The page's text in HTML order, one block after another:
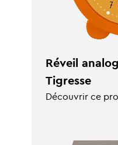
Réveil
Tigresse
Découvrir ce